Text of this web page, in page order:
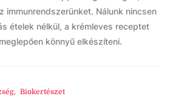
immunrendszerünket. Nálunk nincsen
ételek nélkül, a krémleves receptet
könnyű elkészíteni.
, Biokertészet